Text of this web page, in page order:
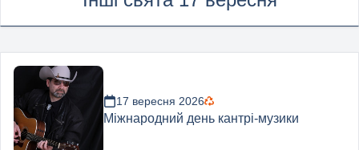
17 вересня 2026
Міжнародний день кантрі-музики